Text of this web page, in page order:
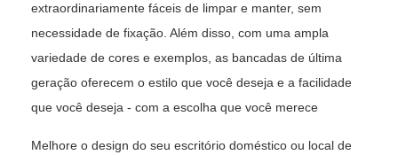
extraordinariamente fáceis de limpar e manter, sem
necessidade de fixação. Além disso, com uma ampla
variedade de cores e exemplos, as bancadas de última
geração oferecem o estilo que você deseja e a facilidade
que você deseja - com a escolha que você merece
Melhore o design do seu escritório doméstico ou local de